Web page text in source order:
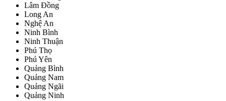
Lâm Đồng
Long An
Nghệ An
Ninh Bình
Ninh Thuận
Phú Thọ
Phú Yên
Quảng Bình
Quảng Nam
Quảng Ngãi
Quảng Ninh